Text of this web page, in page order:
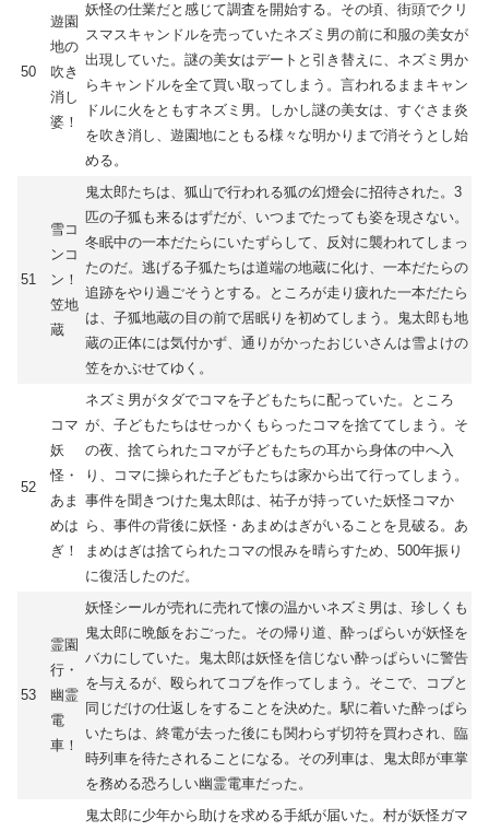
50
遊園
地の
吹き
消し
婆！
妖怪の仕業だと感じて調査を開始する。その頃、街頭でクリ
スマスキャンドルを売っていたネズミ男の前に和服の美女が
出現していた。謎の美女はデートと引き替えに、ネズミ男か
らキャンドルを全て買い取ってしまう。言われるままキャン
ドルに火をともすネズミ男。しかし謎の美女は、すぐさま炎
を吹き消し、遊園地にともる様々な明かりまで消そうとし始
める。
51
雪コ
ンコ
ン！
笠地
蔵
鬼太郎たちは、狐山で行われる狐の幻燈会に招待された。3
匹の子狐も来るはずだが、いつまでたっても姿を現さない。
冬眠中の一本だたらにいたずらして、反対に襲われてしまっ
たのだ。逃げる子狐たちは道端の地蔵に化け、一本だたらの
追跡をやり過ごそうとする。ところが走り疲れた一本だたら
は、子狐地蔵の目の前で居眠りを初めてしまう。鬼太郎も地
蔵の正体には気付かず、通りがかったおじいさんは雪よけの
笠をかぶせてゆく。
52
コマ
妖
怪・
あま
めは
ぎ！
ネズミ男がタダでコマを子どもたちに配っていた。ところ
が、子どもたちはせっかくもらったコマを捨ててしまう。そ
の夜、捨てられたコマが子どもたちの耳から身体の中へ入
り、コマに操られた子どもたちは家から出て行ってしまう。
事件を聞きつけた鬼太郎は、祐子が持っていた妖怪コマか
ら、事件の背後に妖怪・あまめはぎがいることを見破る。あ
まめはぎは捨てられたコマの恨みを晴らすため、500年振り
に復活したのだ。
53
霊園
行・
幽霊
電
車！
妖怪シールが売れに売れて懐の温かいネズミ男は、珍しくも
鬼太郎に晩飯をおごった。その帰り道、酔っぱらいが妖怪を
バカにしていた。鬼太郎は妖怪を信じない酔っぱらいに警告
を与えるが、殴られてコブを作ってしまう。そこで、コブと
同じだけの仕返しをすることを決めた。駅に着いた酔っぱら
いたちは、終電が去った後にも関わらず切符を買わされ、臨
時列車を待たされることになる。その列車は、鬼太郎が車掌
を務める恐ろしい幽霊電車だった。
鬼太郎に少年から助けを求める手紙が届いた。村が妖怪ガマ